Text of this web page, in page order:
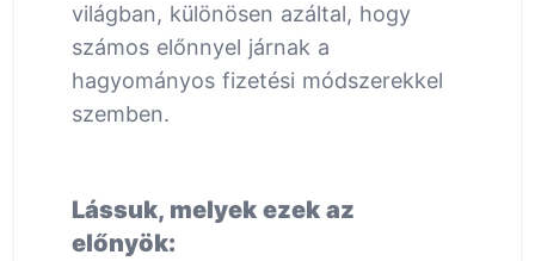
világban, különösen azáltal, hogy
számos előnnyel járnak a
hagyományos fizetési módszerekkel
szemben.
Lássuk, melyek ezek az
előnyök: